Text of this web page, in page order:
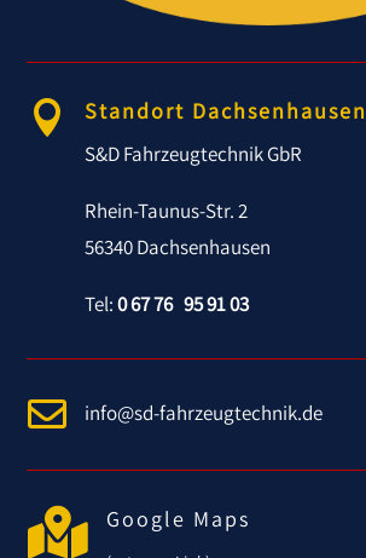
 Standort Dachsenhausen
S&D Fahrzeugtechnik GbR
Rhein-Taunus-Str. 2
56340 Dachsenhausen
Tel:0 67 76 95 91 03
 info@sd-fahrzeugtechnik.de
 Google Maps